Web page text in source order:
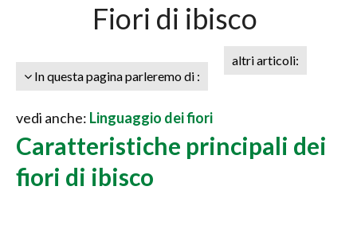
Fiori di ibisco
In questa pagina parleremo di :
altri articoli:
vedi anche: Linguaggio dei fiori
Caratteristiche principali dei
fiori di ibisco